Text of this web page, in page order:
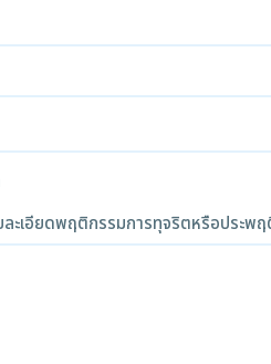
ละเอียดพฤติกรรมการทุจริตหรือประพ